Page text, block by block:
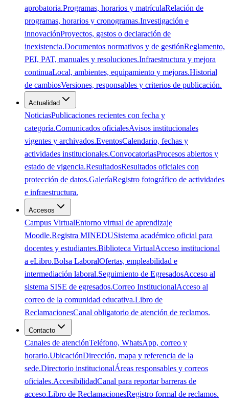
aprobatoria.Programas, horarios y matrículaRelación de
programas, horarios y cronogramas.Investigación e
innovaciónProyectos, gastos o declaración de
inexistencia.Documentos normativos y de gestiónReglamento,
PEI, PAT, manuales y resoluciones.Infraestructura y mejora
continuaLocal, ambientes, equipamiento y mejoras.Historial
de cambiosVersiones, responsables y criterios de publicación.
Actualidad
NoticiasPublicaciones recientes con fecha y
categoría.Comunicados oficialesAvisos institucionales
vigentes y archivados.EventosCalendario, fechas y
actividades institucionales.ConvocatoriasProcesos abiertos y
estado de vigencia.ResultadosResultados oficiales con
protección de datos.GaleríaRegistro fotográfico de actividades
e infraestructura.
Accesos
Campus VirtualEntorno virtual de aprendizaje
Moodle.Registra MINEDUSistema académico oficial para
docentes y estudiantes.Biblioteca VirtualAcceso institucional
a eLibro.Bolsa LaboralOfertas, empleabilidad e
intermediación laboral.Seguimiento de EgresadosAcceso al
sistema SISE de egresados.Correo InstitucionalAcceso al
correo de la comunidad educativa.Libro de
ReclamacionesCanal obligatorio de atención de reclamos.
Contacto
Canales de atenciónTeléfono, WhatsApp, correo y
horario.UbicaciónDirección, mapa y referencia de la
sede.Directorio institucionalÁreas responsables y correos
oficiales.AccesibilidadCanal para reportar barreras de
acceso.Libro de ReclamacionesRegistro formal de reclamos.